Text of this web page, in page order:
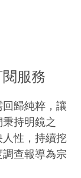
服務
歸純粹，讓
持明鏡之
性，持續挖
查報導為宗